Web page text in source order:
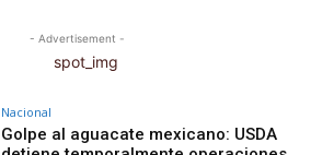
- Advertisement -
Nacional
Golpe al aguacate mexicano: USDA